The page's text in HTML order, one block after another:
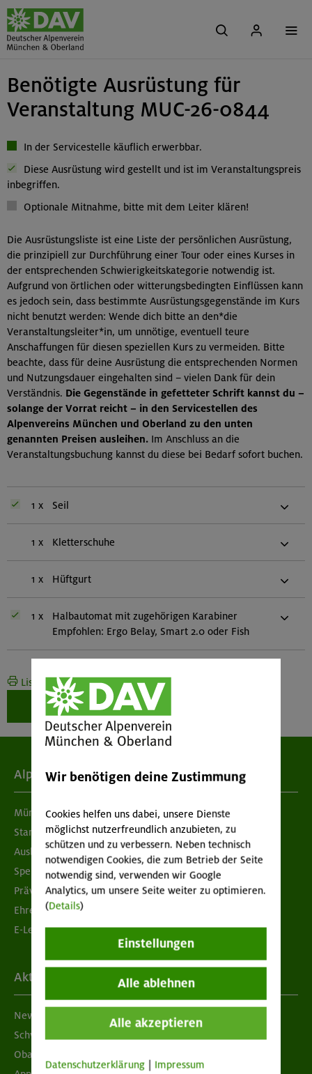
Benötigte Ausrüstung für
Veranstaltung MUC-26-0844
In der Servicestelle käuflich erwerbbar.
Diese Ausrüstung wird gestellt und ist im Veranstaltungspreis
inbegriffen.
Optionale Mitnahme, bitte mit dem Leiter klären!
Die Ausrüstungsliste ist eine Liste der persönlichen Ausrüstung,
die prinzipiell zur Durchführung einer Tour oder eines Kurses in
der entsprechenden Schwierigkeitskategorie notwendig ist.
Aufgrund von örtlichen oder witterungsbedingten Einflüssen kann
es jedoch sein, dass bestimmte Ausrüstungsgegenstände im Kurs
nicht benutzt werden: Wende dich bitte an den*die
Veranstaltungsleiter*in, um unnötige, eventuell teure
Anschaffungen für diesen speziellen Kurs zu vermeiden. Bitte
beachte, dass für deine Ausrüstung die entsprechenden Normen
und Nutzungsdauer eingehalten sind – vielen Dank für dein
Verständnis. Die Gegenstände in gefetteter Schrift kannst du –
solange der Vorrat reicht – in den Servicestellen des
Alpenvereins München und Oberland zu den unten
genannten Preisen ausleihen. Im Anschluss an die
Veranstaltungsbuchung kannst du diese bei Bedarf sofort buchen.
1 x Seil
1 x Kletterschuhe
1 x Hüftgurt
1 x
Halbautomat mit zugehörigen Karabiner
Empfohlen: Ergo Belay, Smart 2.0 oder Fish
Liste drucken
Weiter zur Buchung
Alpenverein
München & Oberland
Standorte
Ausbildung & Jobs
Spenden
Prävention sexualisierter Gewalt
Ehrenamtsbörse
E-Learning
Aktuelles
Newsletter
Schwarzes Brett
Obacht geben!
Wir benötigen deine Zustimmung
Cookies helfen uns dabei, unsere Dienste
möglichst nutzerfreundlich anzubieten, zu
schützen und zu verbessern. Neben technisch
notwendigen Cookies, die zum Betrieb der Seite
notwendig sind, verwenden wir Google
Analytics, um unsere Seite weiter zu optimieren.
(Details)
Einstellungen
Alle ablehnen
Alle akzeptieren
Datenschutzerklärung Impressum